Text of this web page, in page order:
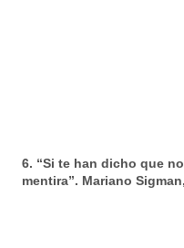
6. “Si te han dicho que
mentira”. Mariano